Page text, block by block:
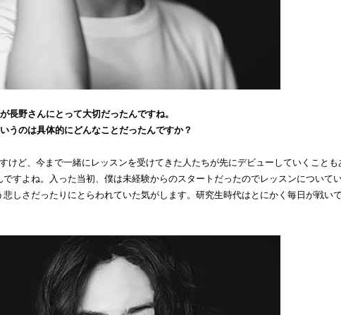
長野さんにとって大切だったんですね。
いうのは具体的にどんなことだったんですか？
けど、今まで一緒にレッスンを受けてきた人たちが先にデビューしていくことも
すよね。入った当初、僕は未経験からのスタートだったのでレッスンについて
しさだったりにとらわれていた気がします。研究生時代はとにかく毎日が戦い